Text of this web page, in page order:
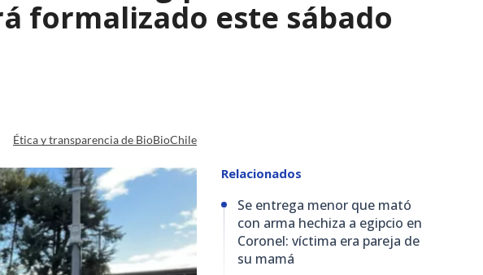
formalizado este sábado
Ética y transparencia de BioBioChile
Relacionados
Se entrega menor que mató
con arma hechiza a egipcio en
Coronel: víctima era pareja de
su mamá